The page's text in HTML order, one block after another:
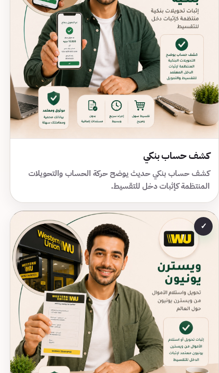
كشف حساب بنكي
كشف حساب بنكي حديث يوضح حركة الحساب والتحويلات
المنتظمة كإثبات دخل للتقسيط.